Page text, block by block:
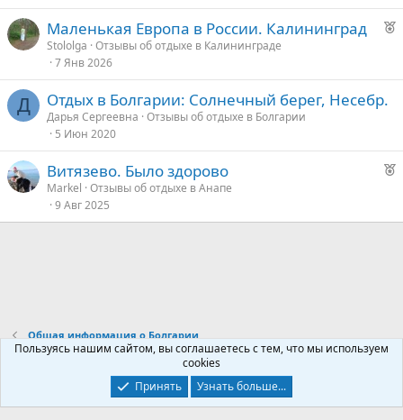
е
Р
о
Маленькая Европа в России. Калининград
Stololga Отзывы об отдыхе в Калининграде
7 Янв 2026
Д Отдых в Болгарии: Солнечный берег, Несебр.
Дарья Сергеевна Отзывы об отдыхе в Болгарии
5 Июн 2020
Р
о
е
Витязево. Было здорово
Markel Отзывы об отдыхе в Анапе
9 Авг 2025
Общая информация о Болгарии
Условия и правила
Политика конфиденциальности
Главная
R
Пользуясь нашим сайтом, вы соглашаетесь с тем, что мы используем
cookies
Принять
Узнать больше...